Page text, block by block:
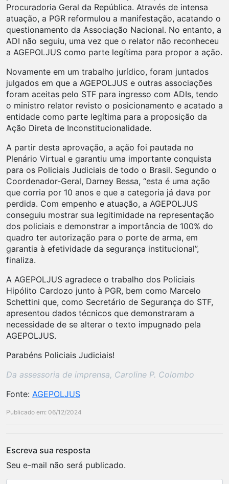
Procuradoria Geral da República. Através de intensa
atuação, a PGR reformulou a manifestação, acatando o
questionamento da Associação Nacional. No entanto, a
ADI não seguiu, uma vez que o relator não reconheceu
a AGEPOLJUS como parte legítima para propor a ação.
Novamente em um trabalho jurídico, foram juntados
julgados em que a AGEPOLJUS e outras associações
foram aceitas pelo STF para ingresso com ADIs, tendo
o ministro relator revisto o posicionamento e acatado a
entidade como parte legítima para a proposição da
Ação Direta de Inconstitucionalidade.
A partir desta aprovação, a ação foi pautada no
Plenário Virtual e garantiu uma importante conquista
para os Policiais Judiciais de todo o Brasil. Segundo o
Coordenador-Geral, Darney Bessa, “esta é uma ação
que corria por 10 anos e que a categoria já dava por
perdida. Com empenho e atuação, a AGEPOLJUS
conseguiu mostrar sua legitimidade na representação
dos policiais e demonstrar a importância de 100% do
quadro ter autorização para o porte de arma, em
garantia à efetividade da segurança institucional”,
finaliza.
A AGEPOLJUS agradece o trabalho dos Policiais
Hipólito Cardozo junto à PGR, bem como Marcelo
Schettini que, como Secretário de Segurança do STF,
apresentou dados técnicos que demonstraram a
necessidade de se alterar o texto impugnado pela
AGEPOLJUS.
Parabéns Policiais Judiciais!
Da assessoria de imprensa, Caroline P. Colombo
Fonte: AGEPOLJUS
Publicado em: 06/12/2024
Escreva sua resposta
Seu e-mail não será publicado.